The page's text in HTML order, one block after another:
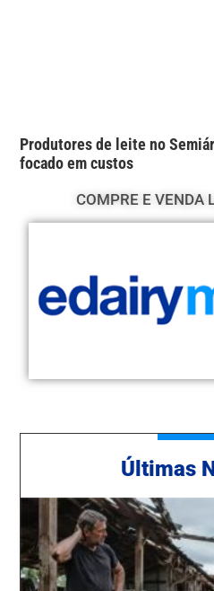
Produtores de leite no
focado em custos
COMPRE E VENDA
Ú ltimas